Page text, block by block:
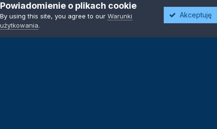
Zaloguj się
Powiadomienie o plikach cookie
By using this site, you agree to our Warunki
użytkowania.
Akceptuję